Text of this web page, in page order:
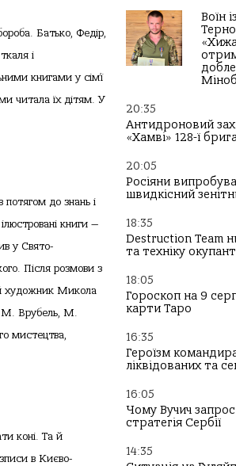
Батько, Федір,
і
книгами у сім’ї
читала їх дітям. У
до знань і
книги —
у Свято-
Після розмови з
художник Микола
М. Врубель, М.
мистецтва,
коні. Та й
в Києво-
Воїн
20:35
Антидроновий
«Хамві» 128-ї
20:05
Росіяни
швидкісний
18:35
Destruction Team
та техніку
18:05
Гороскоп на 9
карти Таро
16:35
Героїзм
ліквідованих та
16:05
Чому Вучич
стратегія Сербії
14:35